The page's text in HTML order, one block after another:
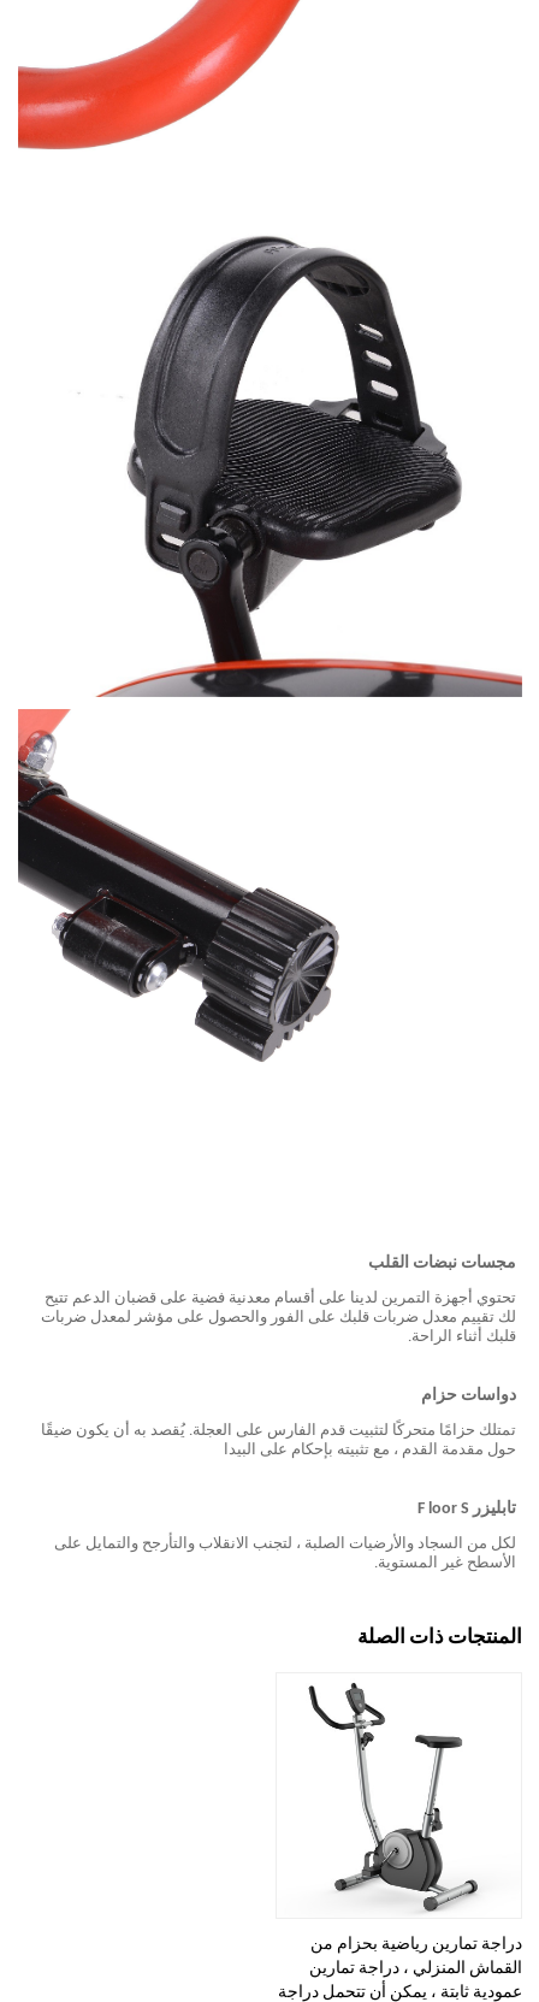
مجسات نبضات القلب
تحتوي أجهزة التمرين لدينا على أقسام معدنية فضية على قضبان الدعم تتيح
لك تقييم معدل ضربات قلبك على الفور والحصول على مؤشر لمعدل ضربات
قلبك أثناء الراحة.
دواسات حزام
تمتلك حزامًا متحركًا لتثبيت قدم الفارس على العجلة. يُقصد به أن يكون ضيقًا
حول مقدمة القدم ، مع تثبيته بإحكام على البيدا
تابليزر F loor S
لكل من السجاد والأرضيات الصلبة ، لتجنب الانقلاب والتأرجح والتمايل على
الأسطح غير المستوية.
المنتجات ذات الصلة
دراجة تمارين رياضية بحزام من
القماش المنزلي ، دراجة تمارين
عمودية ثابتة ، يمكن أن تتحمل دراجة